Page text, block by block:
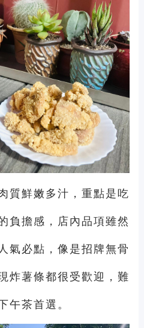
質鮮嫩多汁，重點是吃
負擔感，店內品項雖然
氣必點，像是招牌無骨
炸薯條都很受歡迎，難
午茶首選。